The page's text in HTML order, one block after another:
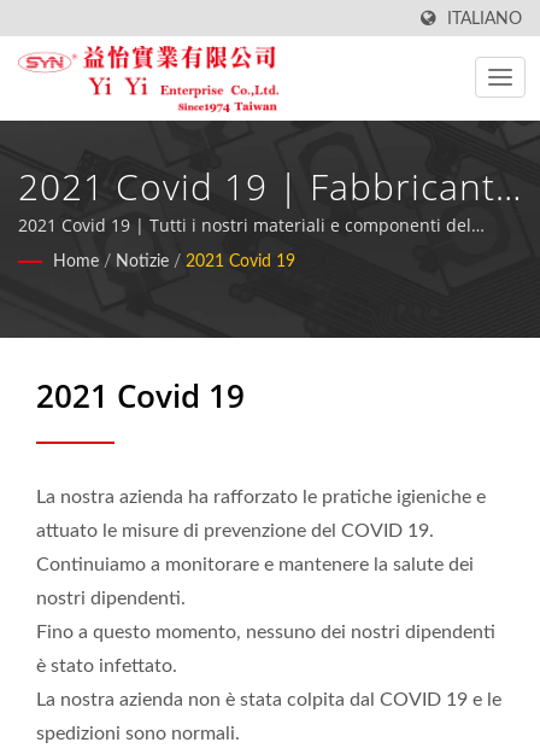
ITALIANO
2021 Covid 19 | Fabbricante
Di Interruttori A Membrana
Innovativi - YiYi Enterprise
Co., Ltd
2021 Covid 19 | Tutti i nostri materiali e componenti del
Membrane Switch sono conformi alla direttiva RoHS.
Home / Notizie / 2021 Covid 19
2021 Covid 19
La nostra azienda ha rafforzato le pratiche igieniche e
attuato le misure di prevenzione del COVID 19.
Continuiamo a monitorare e mantenere la salute dei
nostri dipendenti.
Fino a questo momento, nessuno dei nostri dipendenti
è stato infettato.
La nostra azienda non è stata colpita dal COVID 19 e le
spedizioni sono normali.